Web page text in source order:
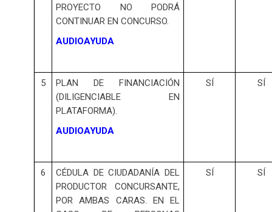
PROYECTO NO PODRÁ
CONTINUAR EN CONCURSO.
AUDIOAYUDA
5
PLAN DE FINANCIACIÓN
(DILIGENCIABLE EN
PLATAFORMA).
AUDIOAYUDA
SÍ SÍ
6
CÉDULA DE CIUDADANÍA DEL
PRODUCTOR CONCURSANTE,
POR AMBAS CARAS. EN EL
SÍ SÍ